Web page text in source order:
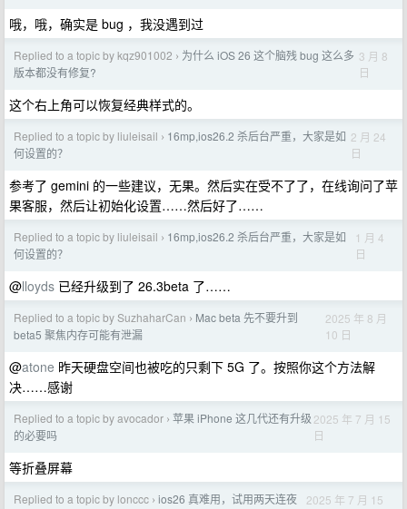
哦，哦，确实是 bug ，我没遇到过
Replied to a topic by kqz901002 › 为什么 iOS 26 这个脑残 bug 这么多
版本都没有修复?
3 月 8
日
这个右上角可以恢复经典样式的。
Replied to a topic by liuleisail › 16mp,ios26.2 杀后台严重，大家是如
何设置的？
2 月 24
日
参考了 gemini 的一些建议，无果。然后实在受不了了，在线询问了苹
果客服，然后让初始化设置……然后好了……
Replied to a topic by liuleisail › 16mp,ios26.2 杀后台严重，大家是如
何设置的？
1 月 4
日
@lloyds 已经升级到了 26.3beta 了……
Replied to a topic by SuzhaharCan › Mac beta 先不要升到
beta5 聚焦内存可能有泄漏
2025 年 8 月
10 日
@atone 昨天硬盘空间也被吃的只剩下 5G 了。按照你这个方法解
决……感谢
Replied to a topic by avocador › 苹果 iPhone 这几代还有升级
的必要吗
2025 年 7 月 15
日
等折叠屏幕
Replied to a topic by lonccc › ios26 真难用，试用两天连夜
2025 年 7 月 15